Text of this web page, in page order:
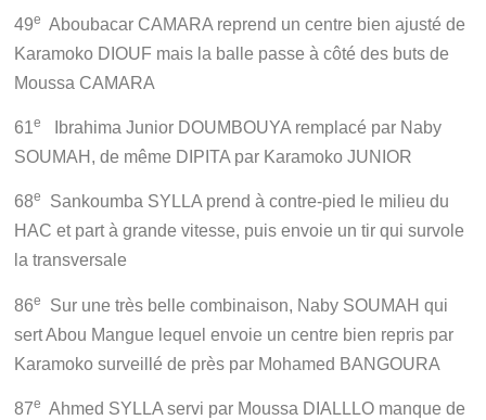
49e Aboubacar CAMARA reprend un centre bien ajusté de
Karamoko DIOUF mais la balle passe à côté des buts de
Moussa CAMARA
61e
Ibrahima Junior DOUMBOUYA remplacé par Naby
SOUMAH, de même DIPITA par Karamoko JUNIOR
68e
Sankoumba SYLLA prend à contre-pied le milieu du
HAC et part à grande vitesse, puis envoie un tir qui survole
la transversale
86e
Sur une très belle combinaison, Naby SOUMAH qui
sert Abou Mangue lequel envoie un centre bien repris par
Karamoko surveillé de près par Mohamed BANGOURA
87e Ahmed SYLLA servi par Moussa DIALLLO manque de